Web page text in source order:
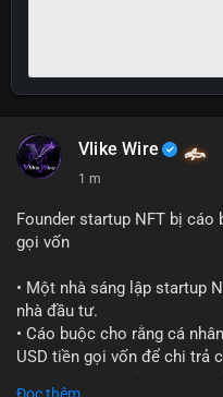
Vlike Wire
1 m
Founder startup NFT bị cáo
gọi vốn
• Một nhà sáng lập startup
nhà đầu tư.
• Cáo buộc cho rằng cá
USD tiền gọi vốn để chi trả